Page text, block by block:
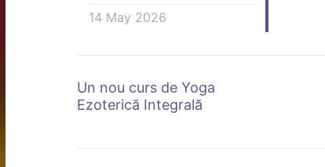
14 May 2026
Un nou curs de Yoga
Ezoterică Integrală